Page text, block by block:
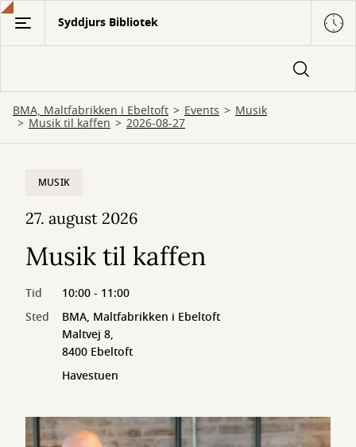
Gå
hovedindhold
Syddjurs Bibliotek
BMA, Maltfabrikken i Ebeltoft Events Musik
Musik til kaffen 2026-08-27
MUSIK
27. august 2026
Musik til kaffen
Tid
10:00 - 11:00
Sted
BMA, Maltfabrikken i Ebeltoft
Maltvej 8,
8400 Ebeltoft
Havestuen